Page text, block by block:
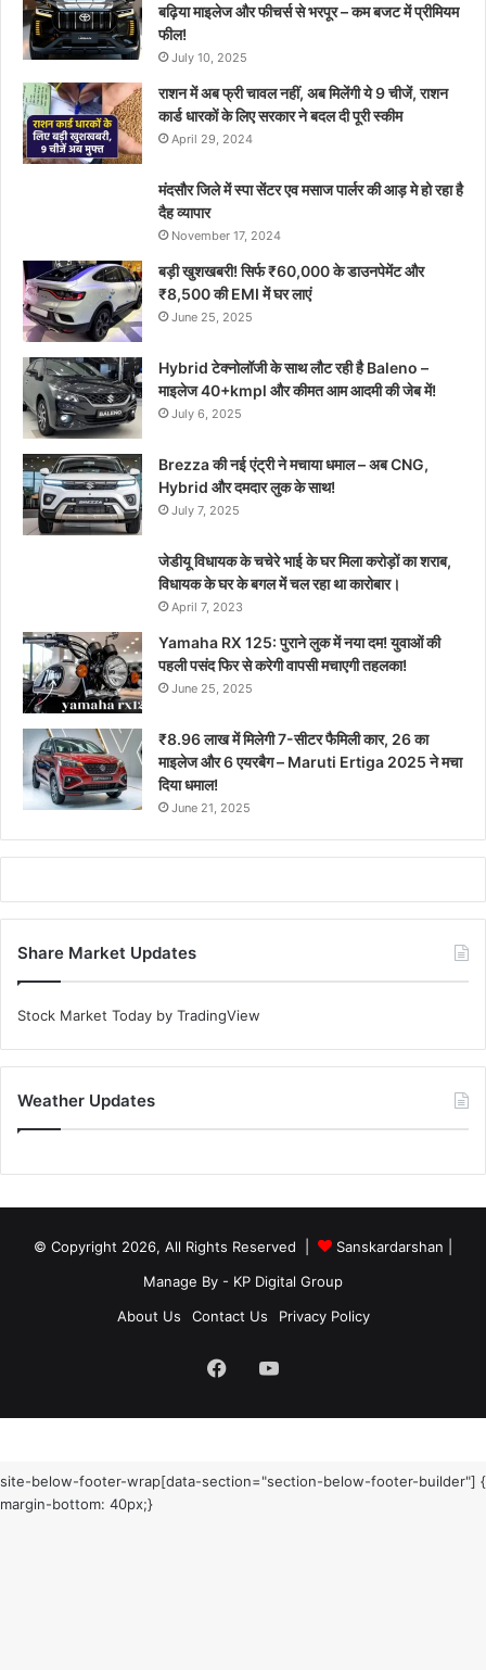
बढ़िया माइलेज और फीचर्स से भरपूर – कम बजट में प्रीमियम
फील!
July 10, 2025
राशन में अब फ्री चावल नहीं, अब मिलेंगी ये 9 चीजें, राशन
कार्ड धारकों के लिए सरकार ने बदल दी पूरी स्कीम
April 29, 2024
मंदसौर जिले में स्पा सेंटर एव मसाज पार्लर की आड़ मे हो रहा है
दैह व्यापार
November 17, 2024
बड़ी खुशखबरी! सिर्फ ₹60,000 के डाउनपेमेंट और
₹8,500 की EMI में घर लाएं
June 25, 2025
Hybrid टेक्नोलॉजी के साथ लौट रही है Baleno –
माइलेज 40+kmpl और कीमत आम आदमी की जेब में!
July 6, 2025
Brezza की नई एंट्री ने मचाया धमाल – अब CNG,
Hybrid और दमदार लुक के साथ!
July 7, 2025
जेडीयू विधायक के चचेरे भाई के घर मिला करोड़ों का शराब,
विधायक के घर के बगल में चल रहा था कारोबार।
April 7, 2023
Yamaha RX 125: पुराने लुक में नया दम! युवाओं की
पहली पसंद फिर से करेगी वापसी मचाएगी तहलका!
June 25, 2025
₹8.96 लाख में मिलेगी 7-सीटर फैमिली कार, 26 का
माइलेज और 6 एयरबैग – Maruti Ertiga 2025 ने मचा
दिया धमाल!
June 21, 2025
Share Market Updates
Stock Market Today by TradingView
Weather Updates
© Copyright 2026, All Rights Reserved | Sanskardarshan
Manage By - KP Digital Group
About Us
Contact Us Privacy Policy
FacebookYouTube
site-below-footer-wrap[data-section="section-below-footer-builder"] {
margin-bottom: 40px;}